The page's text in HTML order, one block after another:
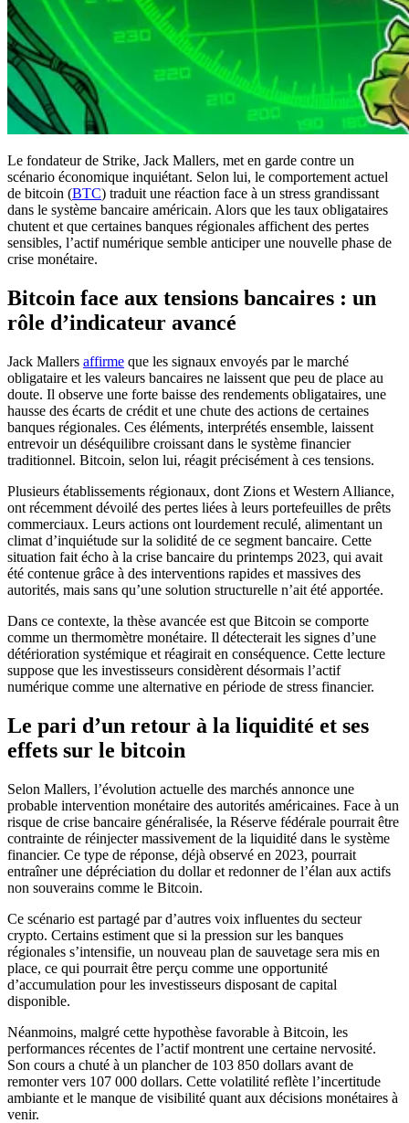
Le fondateur de Strike, Jack Mallers, met en garde contre un
scénario économique inquiétant. Selon lui, le comportement actuel
de bitcoin (BTC) traduit une réaction face à un stress grandissant
dans le système bancaire américain. Alors que les taux obligataires
chutent et que certaines banques régionales affichent des pertes
sensibles, l’actif numérique semble anticiper une nouvelle phase de
crise monétaire.
Bitcoin face aux tensions bancaires : un
rôle d’indicateur avancé
Jack Mallers affirme que les signaux envoyés par le marché
obligataire et les valeurs bancaires ne laissent que peu de place au
doute. Il observe une forte baisse des rendements obligataires, une
hausse des écarts de crédit et une chute des actions de certaines
banques régionales. Ces éléments, interprétés ensemble, laissent
entrevoir un déséquilibre croissant dans le système financier
traditionnel. Bitcoin, selon lui, réagit précisément à ces tensions.
Plusieurs établissements régionaux, dont Zions et Western Alliance,
ont récemment dévoilé des pertes liées à leurs portefeuilles de prêts
commerciaux. Leurs actions ont lourdement reculé, alimentant un
climat d’inquiétude sur la solidité de ce segment bancaire. Cette
situation fait écho à la crise bancaire du printemps 2023, qui avait
été contenue grâce à des interventions rapides et massives des
autorités, mais sans qu’une solution structurelle n’ait été apportée.
Dans ce contexte, la thèse avancée est que Bitcoin se comporte
comme un thermomètre monétaire. Il détecterait les signes d’une
détérioration systémique et réagirait en conséquence. Cette lecture
suppose que les investisseurs considèrent désormais l’actif
numérique comme une alternative en période de stress financier.
Le pari d’un retour à la liquidité et ses
effets sur le bitcoin
Selon Mallers, l’évolution actuelle des marchés annonce une
probable intervention monétaire des autorités américaines. Face à un
risque de crise bancaire généralisée, la Réserve fédérale pourrait être
contrainte de réinjecter massivement de la liquidité dans le système
financier. Ce type de réponse, déjà observé en 2023, pourrait
entraîner une dépréciation du dollar et redonner de l’élan aux actifs
non souverains comme le Bitcoin.
Ce scénario est partagé par d’autres voix influentes du secteur
crypto. Certains estiment que si la pression sur les banques
régionales s’intensifie, un nouveau plan de sauvetage sera mis en
place, ce qui pourrait être perçu comme une opportunité
d’accumulation pour les investisseurs disposant de capital
disponible.
Néanmoins, malgré cette hypothèse favorable à Bitcoin, les
performances récentes de l’actif montrent une certaine nervosité.
Son cours a chuté à un plancher de 103 850 dollars avant de
remonter vers 107 000 dollars. Cette volatilité reflète l’incertitude
ambiante et le manque de visibilité quant aux décisions monétaires à
venir.